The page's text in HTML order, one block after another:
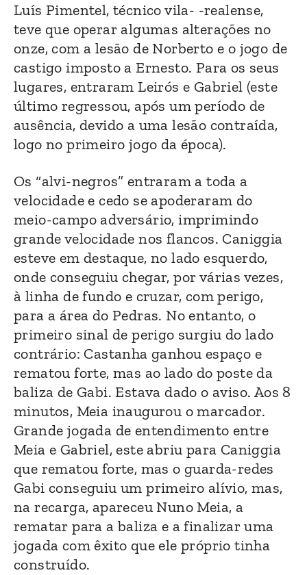
Luís Pimentel, técnico vila- -realense,
teve que operar algumas alterações no
onze, com a lesão de Norberto e o jogo de
castigo imposto a Ernesto. Para os seus
lugares, entraram Leirós e Gabriel (este
último regressou, após um período de
ausência, devido a uma lesão contraída,
logo no primeiro jogo da época).
Os “alvi-negros” entraram a toda a
velocidade e cedo se apoderaram do
meio-campo adversário, imprimindo
grande velocidade nos flancos. Caniggia
esteve em destaque, no lado esquerdo,
onde conseguiu chegar, por várias vezes,
à linha de fundo e cruzar, com perigo,
para a área do Pedras. No entanto, o
primeiro sinal de perigo surgiu do lado
contrário: Castanha ganhou espaço e
rematou forte, mas ao lado do poste da
baliza de Gabi. Estava dado o aviso. Aos 8
minutos, Meia inaugurou o marcador.
Grande jogada de entendimento entre
Meia e Gabriel, este abriu para Caniggia
que rematou forte, mas o guarda-redes
Gabi conseguiu um primeiro alívio, mas,
na recarga, apareceu Nuno Meia, a
rematar para a baliza e a finalizar uma
jogada com êxito que ele próprio tinha
construído.